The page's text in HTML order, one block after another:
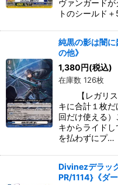
ヴァンガード
トのシールド＋
純黒の影は闇
の他》
1,380円(税込)
在庫数 126枚
【レガリス
キに合計１枚だ
回だけ使える
キからライド
を払わずにプ…
Divinezデラッ
PR/1114}《ダ